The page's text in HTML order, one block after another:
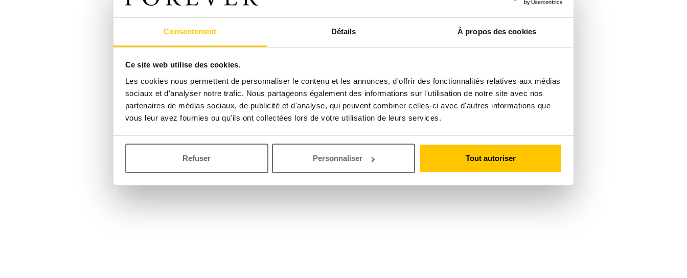
Consentement Détails À propos des cookies
Ce site web utilise des cookies.
Les cookies nous permettent de personnaliser le contenu et les annonces, d'offrir des fonctionnalités relatives aux médias
sociaux et d'analyser notre trafic. Nous partageons également des informations sur l'utilisation de notre site avec nos
partenaires de médias sociaux, de publicité et d'analyse, qui peuvent combiner celles-ci avec d'autres informations que
vous leur avez fournies ou qu'ils ont collectées lors de votre utilisation de leurs services.
Refuser Personnaliser Tout autoriser